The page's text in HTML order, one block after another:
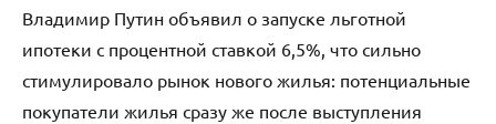
Владимир Путин объявил о запуске льготной
ипотеки с процентной ставкой 6,5%, что сильно
стимулировало рынок нового жилья: потенциальные
покупатели жилья сразу же после выступления